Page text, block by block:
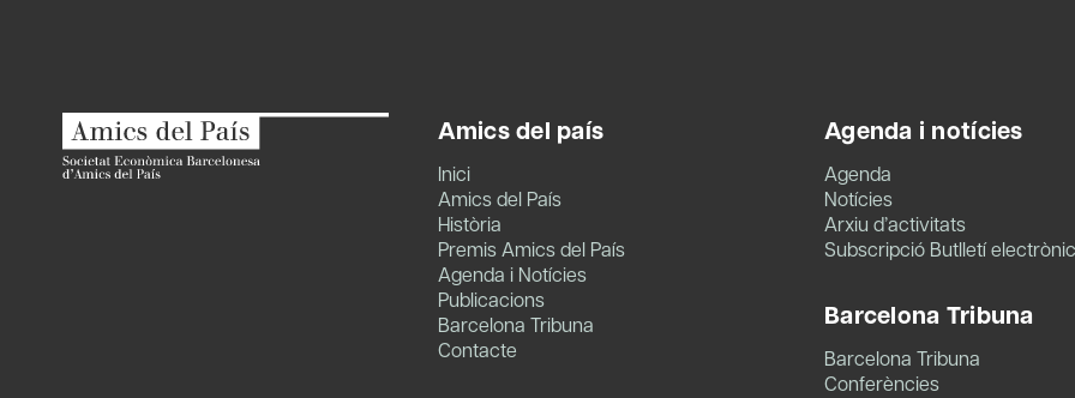
Amics del país
Inici
Amics del País
Història
Premis Amics del País
Agenda i Notícies
Publicacions
Barcelona Tribuna
Contacte
Agenda i notícies
Agenda
Notícies
Arxiu d’activitats
Subscripció Butlletí electrònic
Barcelona Tribuna
Barcelona Tribuna
Conferències